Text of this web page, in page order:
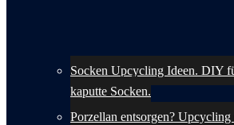
Socken Upcycling Ideen. DIY
kaputte Socken.
Porzellan entsorgen?